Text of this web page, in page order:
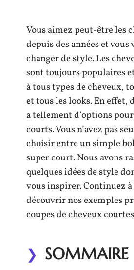
Vous aimez peut-être les
depuis des années et vous
changer de style. Les
sont toujours populaires
à tous types de cheveux,
et tous les looks. En effet,
a tellement d’options
courts. Vous n’avez pas
choisir entre un simple
super court. Nous avons
quelques idées de style
vous inspirer. Continuez
découvrir nos exemples
coupes de cheveux
SOMMAIRE